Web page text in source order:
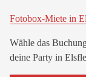
Fotobox-Miete in
Wähle das
deine Party in